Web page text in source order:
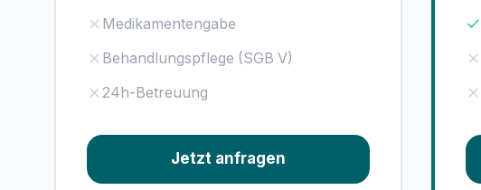
Medikamentengabe
Behandlungspflege (SGB V)
24h-Betreuung
Jetzt anfragen